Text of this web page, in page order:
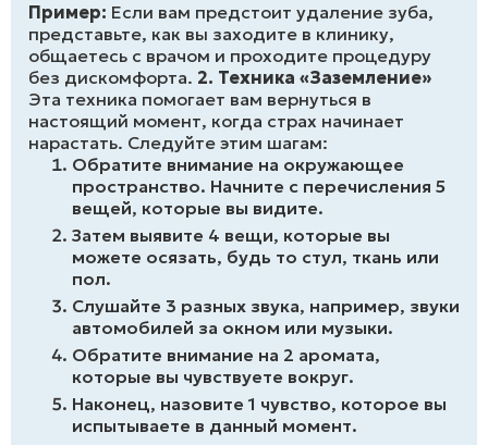
Пример: Если вам предстоит удаление зуба,
представьте, как вы заходите в клинику,
общаетесь с врачом и проходите процедуру
без дискомфорта. 2. Техника «Заземление»
Эта техника помогает вам вернуться в
настоящий момент, когда страх начинает
нарастать. Следуйте этим шагам:
Обратите внимание на окружающее
пространство. Начните с перечисления 5
вещей, которые вы видите.
Затем выявите 4 вещи, которые вы
можете осязать, будь то стул, ткань или
пол.
Слушайте 3 разных звука, например, звуки
автомобилей за окном или музыки.
Обратите внимание на 2 аромата,
которые вы чувствуете вокруг.
Наконец, назовите 1 чувство, которое вы
испытываете в данный момент.